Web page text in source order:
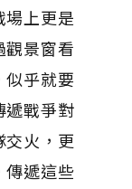
場上更是
觀景窗看
似乎就要
遞戰爭對
火，更
傳遞這些